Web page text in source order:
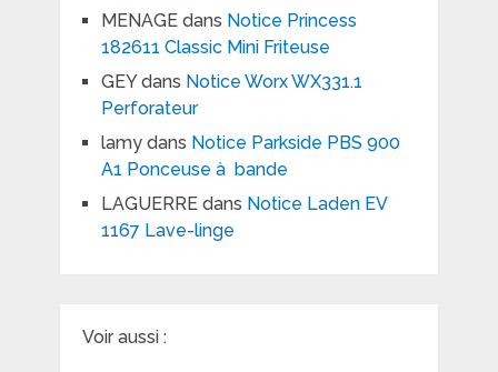
MENAGEdans Notice Princess
182611 Classic Mini Friteuse
GEYdans Notice Worx WX331.1
Perforateur
lamydans Notice Parkside PBS 900
A1 Ponceuse à bande
LAGUERREdans Notice Laden EV
1167 Lave-linge
Voir aussi :